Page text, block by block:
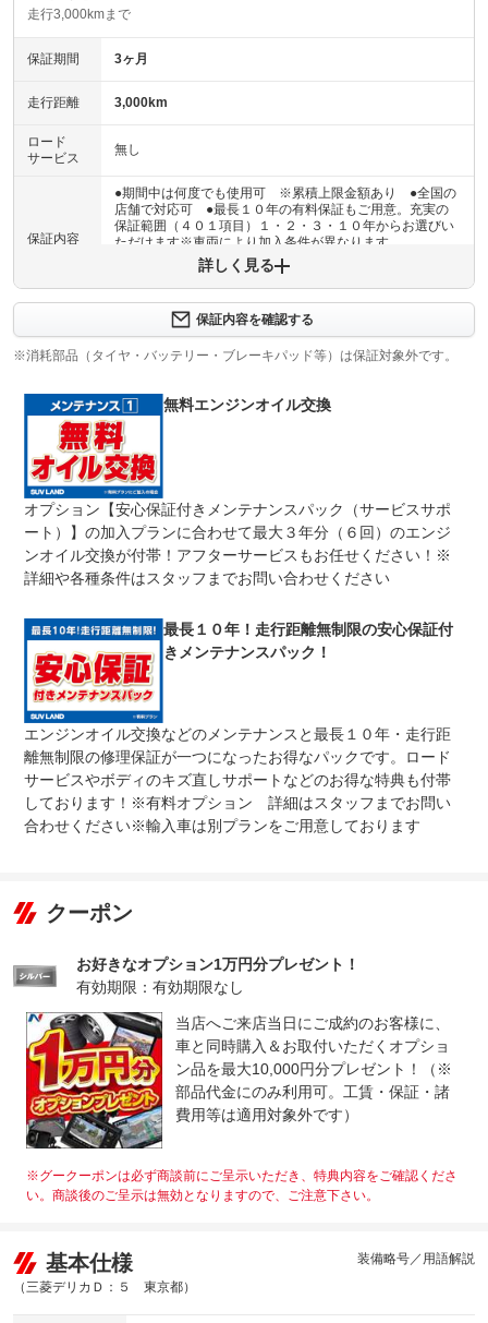
走行3,000kmまで
保証期間 3ヶ月
走行距離 3,000km
ロード
サービス
無し
保証内容
●期間中は何度でも使用可 ※累積上限金額あり ●全国の
店舗で対応可 ●最長１０年の有料保証もご用意。充実の
保証範囲（４０１項目）１・２・３・１０年からお選びい
ただけます※車両により加入条件が異なります
保証項目
３ヶ月・３０００ｋｍ以内ならエンジン、トランスミッシ
ョン、ハイブリッド、ステアリング、ブレーキの各機構に
おける主要項目を無償修理（または交換）いたします。
修理回数 無制限
上限金額
車両本体価格
期間中は何度でも修理可能！修理金額は車両本体価格の１
００％までしっかり保証します。車両本体価格５０万円以
下の場合は５０万円まで保証します。
免責金
無し
保証修理の対象となる場合は、お客様の費用負担は一切ご
ざいません。
保証修理
全国のネクステージで受付可能！ご遠方でネクステージに
は、スタッフまでお気軽にお尋ねください。
法定整備
整備付 法定12ヶ月または法定24ヶ月点検整備付
※車検なし・車検整備付の場合は法定24ヶ月点検整備付
※商用車は6ヶ月または12ヶ月点検整備付
法定整備
について
１．契約後～納車までに法定点検を実施致します。 ２．
支払総額に整備代金を含んでおります。 ３．点検記録簿
が発行されます。
詳しく見る
保証内容を確認する
※消耗部品（タイヤ・バッテリー・ブレーキパッド等）は保証対象外です。
無料エンジンオイル交換
オプション【安心保証付きメンテナンスパック（サービスサポ
ート）】の加入プランに合わせて最大３年分（６回）のエンジ
ンオイル交換が付帯！アフターサービスもお任せください！※
詳細や各種条件はスタッフまでお問い合わせください
最長１０年！走行距離無制限の安心保証付
きメンテナンスパック！
エンジンオイル交換などのメンテナンスと最長１０年・走行距
離無制限の修理保証が一つになったお得なパックです。ロード
サービスやボディのキズ直しサポートなどのお得な特典も付帯
しております！※有料オプション 詳細はスタッフまでお問い
合わせください※輸入車は別プランをご用意しております
クーポン
お好きなオプション1万円分プレゼント！
有効期限：有効期限なし
当店へご来店当日にご成約のお客様に、
車と同時購入＆お取付いただくオプショ
ン品を最大10,000円分プレゼント！（※
部品代金にのみ利用可。工賃・保証・諸
費用等は適用対象外です）
※グークーポンは必ず商談前にご呈示いただき、特典内容をご確認くださ
い。商談後のご呈示は無効となりますので、ご注意下さい。
基本仕様
（三菱デリカＤ：５ 東京都）
装備略号／用語解説